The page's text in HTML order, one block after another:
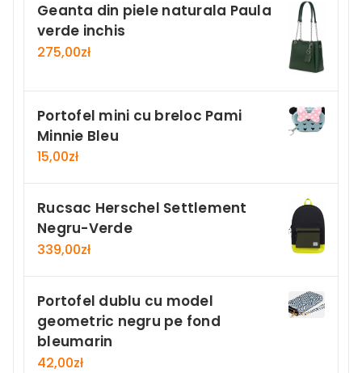
Geanta din piele naturala Paula
verde inchis
275,00zł
Portofel mini cu breloc Pami
Minnie Bleu
15,00zł
Rucsac Herschel Settlement
Negru-Verde
339,00zł
Portofel dublu cu model
geometric negru pe fond
bleumarin
42,00zł